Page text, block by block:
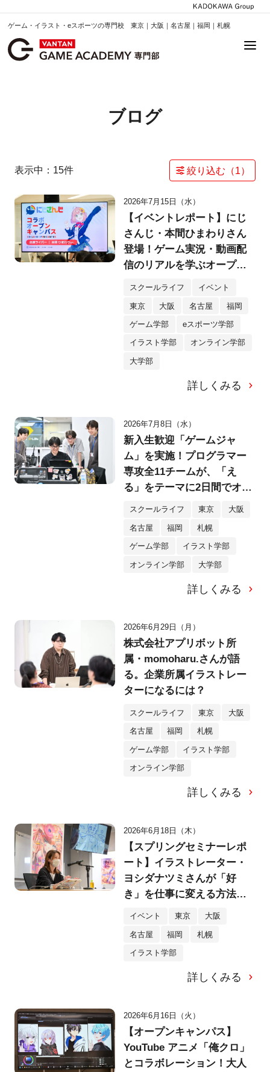
ゲーム・イラスト・eスポーツの専門校 東京｜大阪｜名古屋｜福岡｜札幌
ブログ
表示中： 15件 絞り込む（1）
2026年7月15日（水）
【イベントレポート】にじ
さんじ・本間ひまわりさん
登場！ゲーム実況・動画配
信のリアルを学ぶオープン
スクールライフ イベント
東京 大阪 名古屋 福岡
ゲーム学部 eスポーツ学部
イラスト学部 オンライン学部
大学部
詳しくみる
2026年7月8日（水）
新入生歓迎「ゲームジャ
ム」を実施！プログラマー
専攻全11チームが、「え
る」をテーマに2日間でオリ
ジナルゲームを制作！
スクールライフ 東京 大阪
名古屋 福岡 札幌
ゲーム学部 イラスト学部
オンライン学部 大学部
詳しくみる
2026年6月29日（月）
株式会社アプリボット所
属・momoharu.さんが語
る。企業所属イラストレー
ターになるには？
スクールライフ 東京 大阪
名古屋 福岡 札幌
ゲーム学部 イラスト学部
オンライン学部
詳しくみる
2026年6月18日（木）
【スプリングセミナーレポ
ート】イラストレーター・
ヨシダナツミさんが「好
き」を仕事に変える方法を
解説。スペシャルライブド
イベント 東京 大阪
名古屋 福岡 札幌
イラスト学部
詳しくみる
2026年6月16日（火）
【オープンキャンパス】
YouTube アニメ「俺クロ」
とコラボレーション！大人